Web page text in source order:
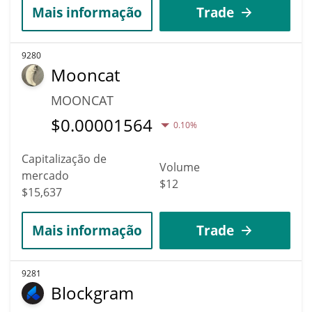
Mais informação Trade
9280
Mooncat
MOONCAT
$0.00001564 0.10%
Capitalização de
mercado
$15,637
Volume
$12
Mais informação Trade
9281
Blockgram